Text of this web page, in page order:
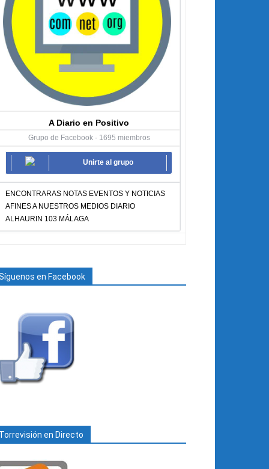
A Diario en Positivo
Grupo de Facebook · 1695 miembros
Unirte al grupo
ENCONTRARAS NOTAS EVENTOS Y NOTICIAS
AFINES A NUESTROS MEDIOS DIARIO
ALHAURIN 103 MÁLAGA
en Facebook
en Directo